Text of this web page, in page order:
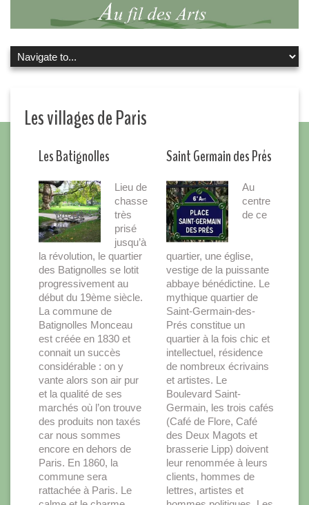
Les villages de Paris
Les Batignolles Saint Germain des Prés
Lieu de
chasse
très
prisé
jusqu’à
la révolution, le quartier
des Batignolles se lotit
progressivement au
début du 19ème siècle.
La commune de
Batignolles Monceau
est créée en 1830 et
connait un succès
considérable : on y
vante alors son air pur
et la qualité de ses
marchés où l’on trouve
des produits non taxés
car nous sommes
encore en dehors de
Paris. En 1860, la
commune sera
rattachée à Paris. Le
Au
centre
de ce
quartier, une église,
vestige de la puissante
abbaye bénédictine. Le
mythique quartier de
Saint-Germain-des-
Prés constitue un
quartier à la fois chic et
intellectuel, résidence
de nombreux écrivains
et artistes. Le
Boulevard Saint-
Germain, les trois cafés
(Café de Flore, Café
des Deux Magots et
brasserie Lipp) doivent
leur renommée à leurs
clients, hommes de
lettres, artistes et